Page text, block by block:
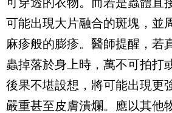
可能出現大片融合的斑塊，並
麻疹般的膨疹。醫師提醒，若
蟲掉落於身上時，萬不可拍打
後果不堪設想，將可能出現更
嚴重甚至皮膚潰爛。應以其他